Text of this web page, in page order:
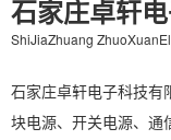
石家庄卓轩
ShiJiaZhuang
石家庄卓轩电子科技有
块电源、开关电源、通